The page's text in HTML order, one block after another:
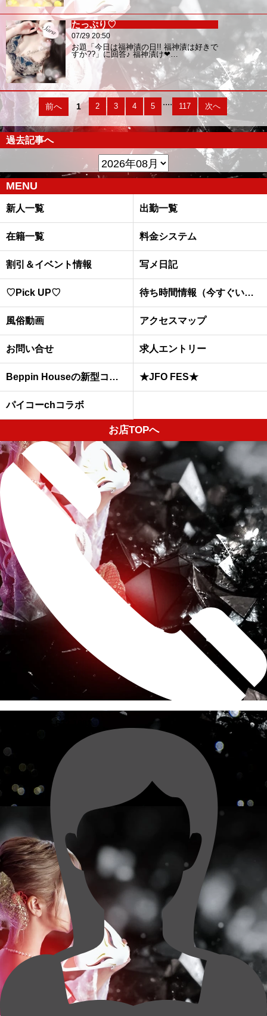
たっぷり♡
07/29 20:50
お題「今日は福神漬の日!! 福神漬は好きで
すか??」に回答♪ 福神漬け❤…
前へ 1 2 3 4 5 .... 117 次へ
過去記事へ
MENU
新人一覧 出勤一覧
在籍一覧 料金システム
割引＆イベント情報 写メ日記
♡Pick UP♡ 待ち時間情報（今すぐいける娘）
風俗動画 アクセスマップ
お問い合せ 求人エントリー
Beppin Houseの新型コロナウイルスへの予防対策について ★JFO FES★
パイコーchコラボ
お店TOPへ
求人もコチラへお電話ください!
088-622-1883